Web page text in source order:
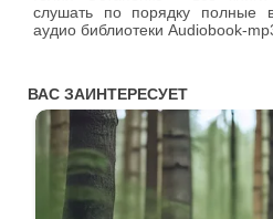
слушать по порядку полные
аудио библиотеки Audiobook-